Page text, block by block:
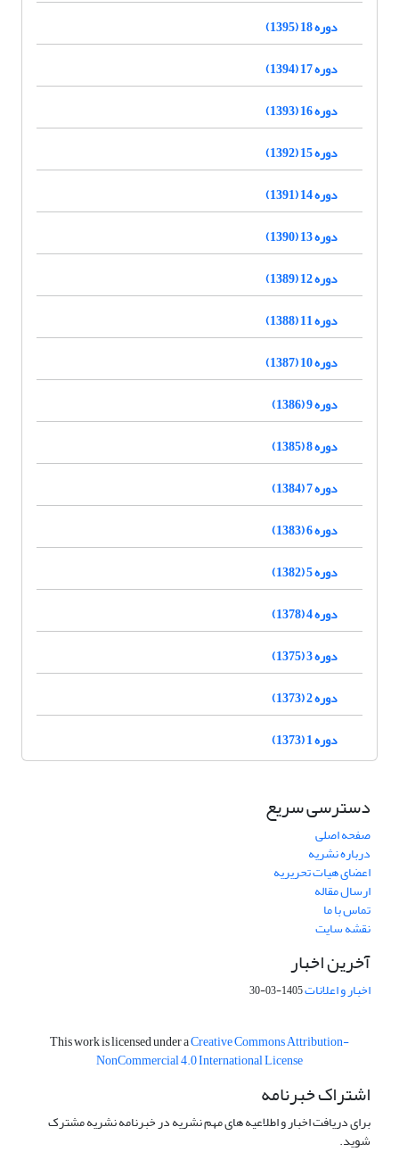
دوره 18 (1395)
دوره 17 (1394)
دوره 16 (1393)
دوره 15 (1392)
دوره 14 (1391)
دوره 13 (1390)
دوره 12 (1389)
دوره 11 (1388)
دوره 10 (1387)
دوره 9 (1386)
دوره 8 (1385)
دوره 7 (1384)
دوره 6 (1383)
دوره 5 (1382)
دوره 4 (1378)
دوره 3 (1375)
دوره 2 (1373)
دوره 1 (1373)
دسترسی سریع
صفحه اصلی
درباره نشریه
اعضای هیات تحریریه
ارسال مقاله
تماس با ما
نقشه سایت
آخرین اخبار
اخبار و اعلانات1405-03-30
This work is licensed under aCreative Commons Attribution-
NonCommercial 4.0 International License
اشتراک خبرنامه
برای دریافت اخبار و اطلاعیه های مهم نشریه در خبرنامه نشریه مشترک
شوید.